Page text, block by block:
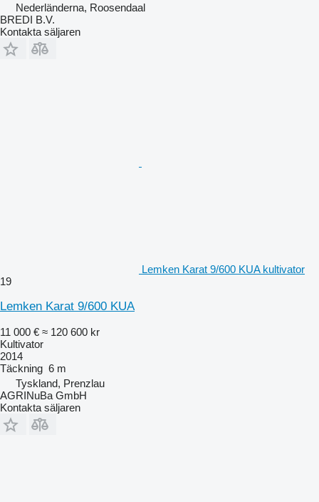
Nederländerna, Roosendaal
BREDI B.V.
Kontakta säljaren
Lemken Karat 9/600 KUA kultivator
19
Lemken Karat 9/600 KUA
11 000 € ≈ 120 600 kr
Kultivator
2014
Täckning 6 m
Tyskland, Prenzlau
AGRINuBa GmbH
Kontakta säljaren